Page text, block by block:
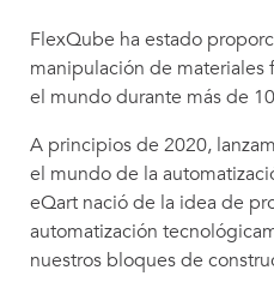
FlexQube ha estado
manipulación de
el mundo durante más de
A principios de 2020,
el mundo de la
eQart nació de la idea de
automatización
nuestros bloques de